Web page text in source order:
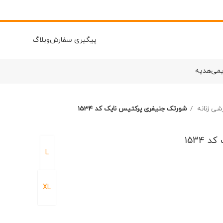
پیگیری سفارشوبلاگ
هدیه
زنانه شورتک جنیفری پرکتیس نایک کد 1534
L
XL